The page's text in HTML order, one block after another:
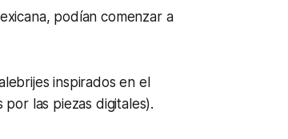
podían comenzar a
inspirados en el
las piezas digitales).